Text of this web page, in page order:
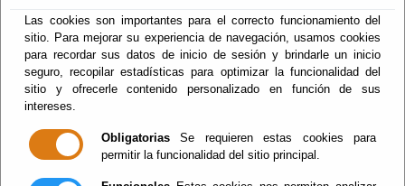
Las cookies son importantes para el correcto funcionamiento del
sitio. Para mejorar su experiencia de navegación, usamos cookies
para recordar sus datos de inicio de sesión y brindarle un inicio
seguro, recopilar estadísticas para optimizar la funcionalidad del
sitio y ofrecerle contenido personalizado en función de sus
intereses.
Obligatorias Se requieren estas cookies para
permitir la funcionalidad del sitio principal.
Municipios
Área de
Asistencia a
Municipios